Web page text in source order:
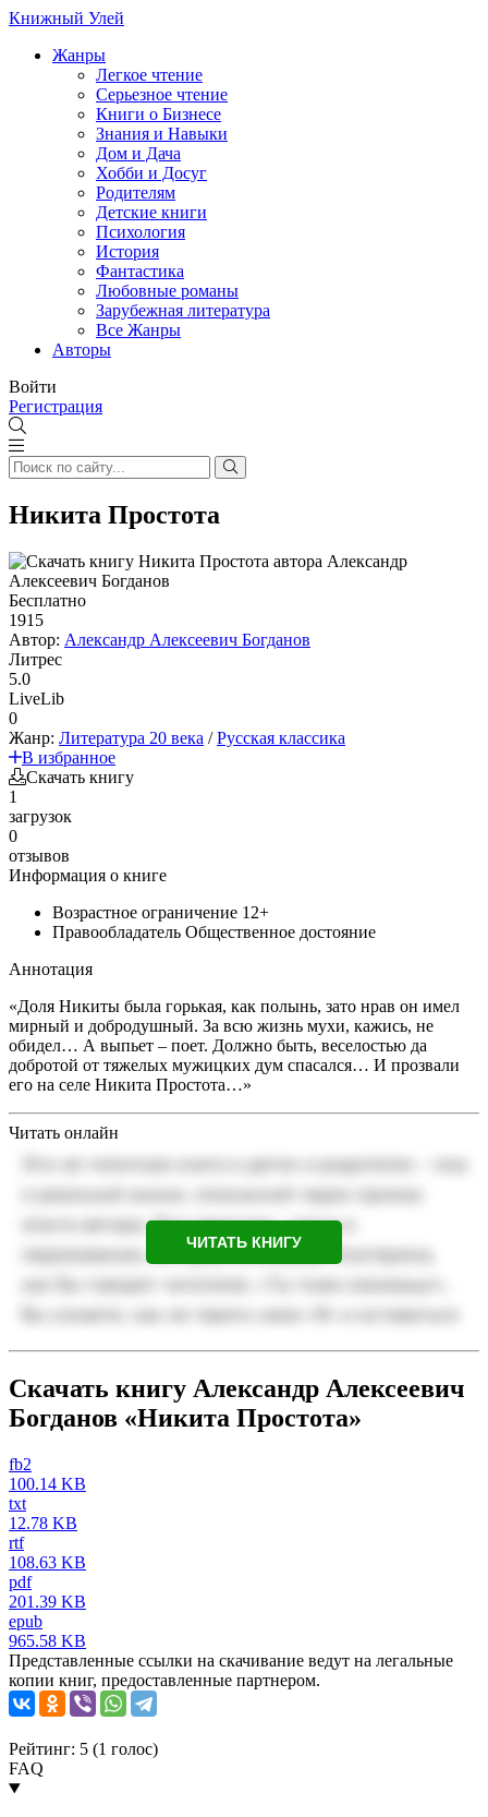
Книжный Улей
Жанры
Легкое чтение
Серьезное чтение
Книги о Бизнесе
Знания и Навыки
Дом и Дача
Хобби и Досуг
Родителям
Детские книги
Психология
История
Фантастика
Любовные романы
Зарубежная литература
Все Жанры
Авторы
Войти
Регистрация
Никита Простота
Бесплатно
1915
Автор: Александр Алексеевич Богданов
Литрес
5.0
LiveLib
0
Жанр: Литература 20 века /Русская классика
В избранное
Скачать книгу
1
загрузок
0
отзывов
Информация о книге
Возрастное ограничение 12+
Правообладатель Общественное достояние
Аннотация
«Доля Никиты была горькая, как полынь, зато нрав он имел
мирный и добродушный. За всю жизнь мухи, кажись, не
обидел… А выпьет – поет. Должно быть, веселостью да
добротой от тяжелых мужицких дум спасался… И прозвали
его на селе Никита Простота…»
Читать онлайн
ЧИТАТЬ КНИГУ
Скачать книгу Александр Алексеевич
Богданов «Никита Простота»
fb2
100.14 KB
txt
12.78 KB
rtf
108.63 KB
pdf
201.39 KB
epub
965.58 KB
Представленные ссылки на скачивание ведут на легальные
копии книг, предоставленные партнером.
Рейтинг: 5 (1 голос)
FAQ